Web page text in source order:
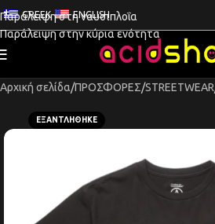
Παράλειψη στη ναυσιπλοΐα
Παράλειψη στην κύρια ενότητα
GREEK ENGLISH
Αρχική σελίδα ΠΡΟΣΦΟΡΕΣ STREETWEAR
ΕΞΑΝΤΛΉΘΗΚΕ